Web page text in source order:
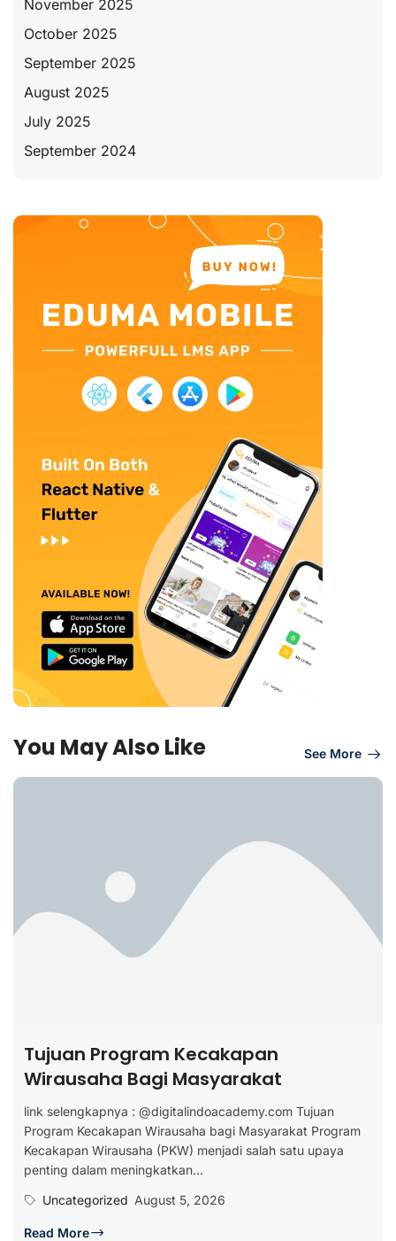
November 2025
October 2025
September 2025
August 2025
July 2025
September 2024
You May Also Like See More
Tujuan Program Kecakapan
Wirausaha Bagi Masyarakat
link selengkapnya : @digitalindoacademy.com Tujuan
Program Kecakapan Wirausaha bagi Masyarakat Program
Kecakapan Wirausaha (PKW) menjadi salah satu upaya
penting dalam meningkatkan...
Uncategorized August 5, 2026
Read More